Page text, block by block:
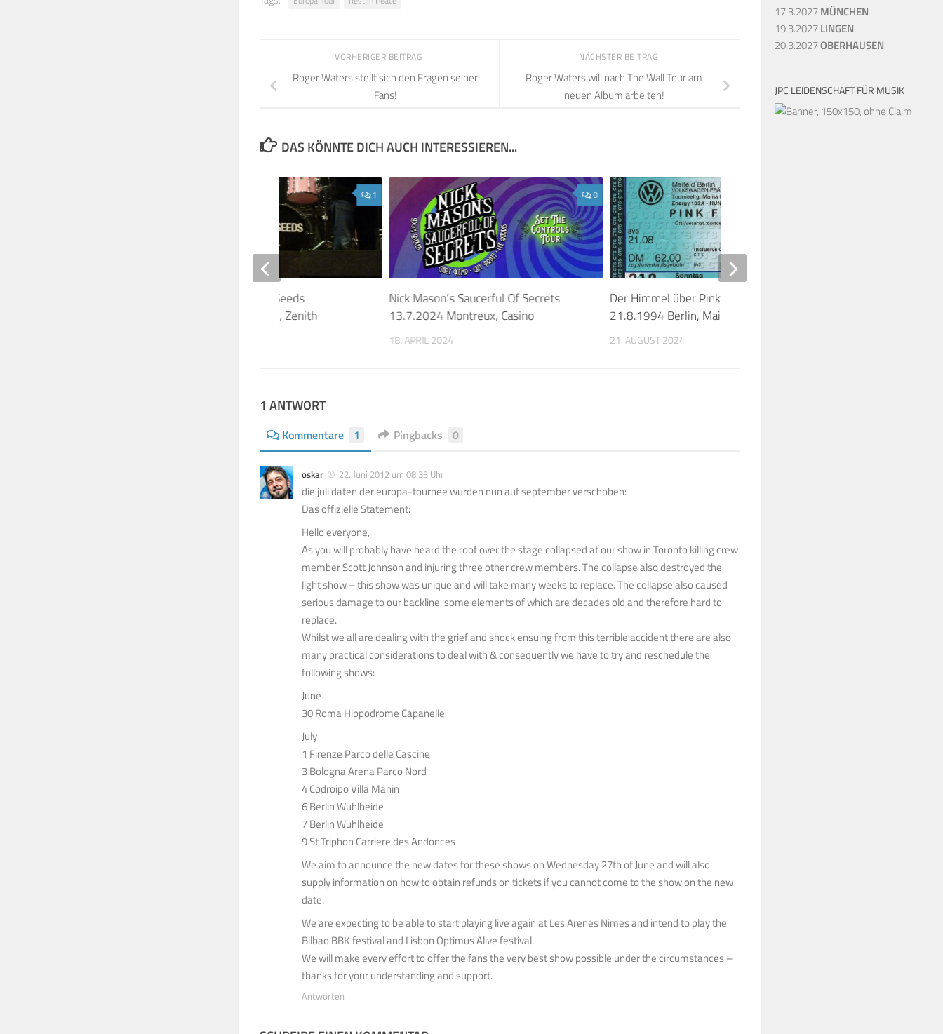
NÄCHSTER BEITRAG
Roger Waters will nach The Wall Tour am
neuen Album arbeiten!
VORHERIGER BEITRAG
Roger Waters stellt sich den Fragen seiner
Fans!
DAS KÖNNTE DICH AUCH INTERESSIEREN...
0
Nick Mason’s Saucerful Of Secrets
13.7.2024 Montreux, Casino
18. APRIL 2024
Der Himmel über Pink Floyd –
21.8.1994 Berlin, Maifeld
21. AUGUST 2024
1
Nick Cave & The Bad Seeds
21.11.2013 München, Zenith
1 ANTWORT
Kommentare 1 Pingbacks 0
oskar 22. Juni 2012 um 08:33 Uhr
die juli daten der europa-tournee wurden nun auf september verschoben:
Das offizielle Statement:
Hello everyone,
As you will probably have heard the roof over the stage collapsed at our show in Toronto killing crew
member Scott Johnson and injuring three other crew members. The collapse also destroyed the
light show – this show was unique and will take many weeks to replace. The collapse also caused
serious damage to our backline, some elements of which are decades old and therefore hard to
replace.
Whilst we all are dealing with the grief and shock ensuing from this terrible accident there are also
many practical considerations to deal with & consequently we have to try and reschedule the
following shows:
June
30 Roma Hippodrome Capanelle
July
1 Firenze Parco delle Cascine
3 Bologna Arena Parco Nord
4 Codroipo Villa Manin
6 Berlin Wuhlheide
7 Berlin Wuhlheide
9 St Triphon Carriere des Andonces
We aim to announce the new dates for these shows on Wednesday 27th of June and will also
supply information on how to obtain refunds on tickets if you cannot come to the show on the new
date.
We are expecting to be able to start playing live again at Les Arenes Nimes and intend to play the
Bilbao BBK festival and Lisbon Optimus Alive festival.
We will make every effort to offer the fans the very best show possible under the circumstances –
thanks for your understanding and support.
Antworten
17.3.2027MÜNCHEN
19.3.2027LINGEN
20.3.2027OBERHAUSEN
JPC LEIDENSCHAFT FÜR MUSIK